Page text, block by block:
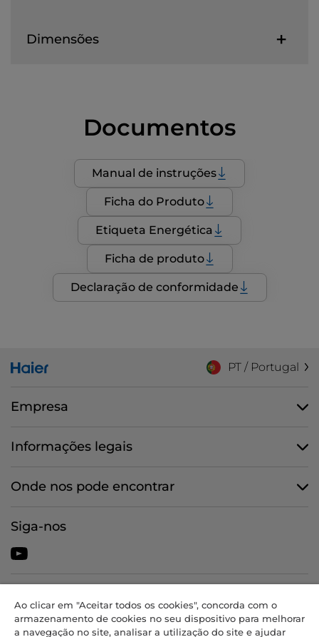
Dimensões
Documentos
Manual de instruções
Ficha do Produto
Etiqueta Energética
Ficha de produto
Declaração de conformidade
PT / Portugal
Empresa
Informações legais
Onde nos pode encontrar
Siga-nos
Comolli, 57 - 20861 Brugherio (MB) - Itália - SEDES
ADMINISTRATIVAS: Via Privata Eden Fumagalli snc - 20861 Brugherio
Ao clicar em "Aceitar todos os cookies", concorda com o
armazenamento de cookies no seu dispositivo para melhorar
a navegação no site, analisar a utilização do site e ajudar